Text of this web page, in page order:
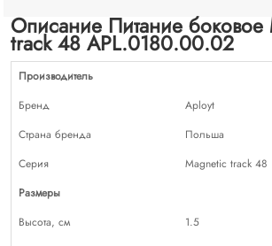
Описание Питание боковое
track 48 APL.0180.00.02
Производитель
Бренд
Aployt
Страна бренда
Польша
Серия
Magnetic track 48
Размеры
Высота, см
1.5